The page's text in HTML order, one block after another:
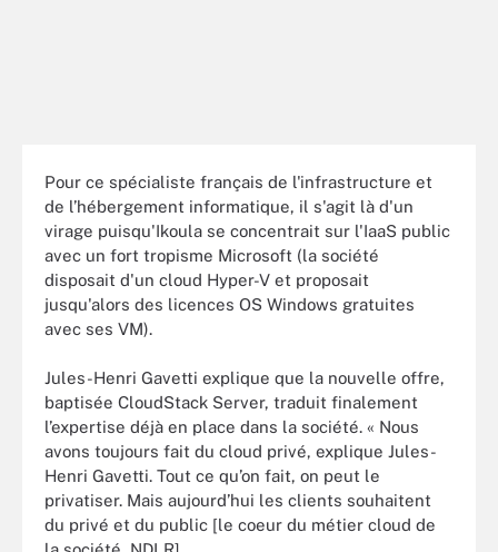
Pour ce spécialiste français de l'infrastructure et
de l’hébergement informatique, il s'agit là d'un
virage puisqu'Ikoula se concentrait sur l'IaaS public
avec un fort tropisme Microsoft (la société
disposait d'un cloud Hyper-V et proposait
jusqu'alors des licences OS Windows gratuites
avec ses VM).
Jules-Henri Gavetti explique que la nouvelle offre,
baptisée CloudStack Server, traduit finalement
l’expertise déjà en place dans la société. « Nous
avons toujours fait du cloud privé, explique Jules-
Henri Gavetti. Tout ce qu’on fait, on peut le
privatiser. Mais aujourd’hui les clients souhaitent
du privé et du public [le coeur du métier cloud de